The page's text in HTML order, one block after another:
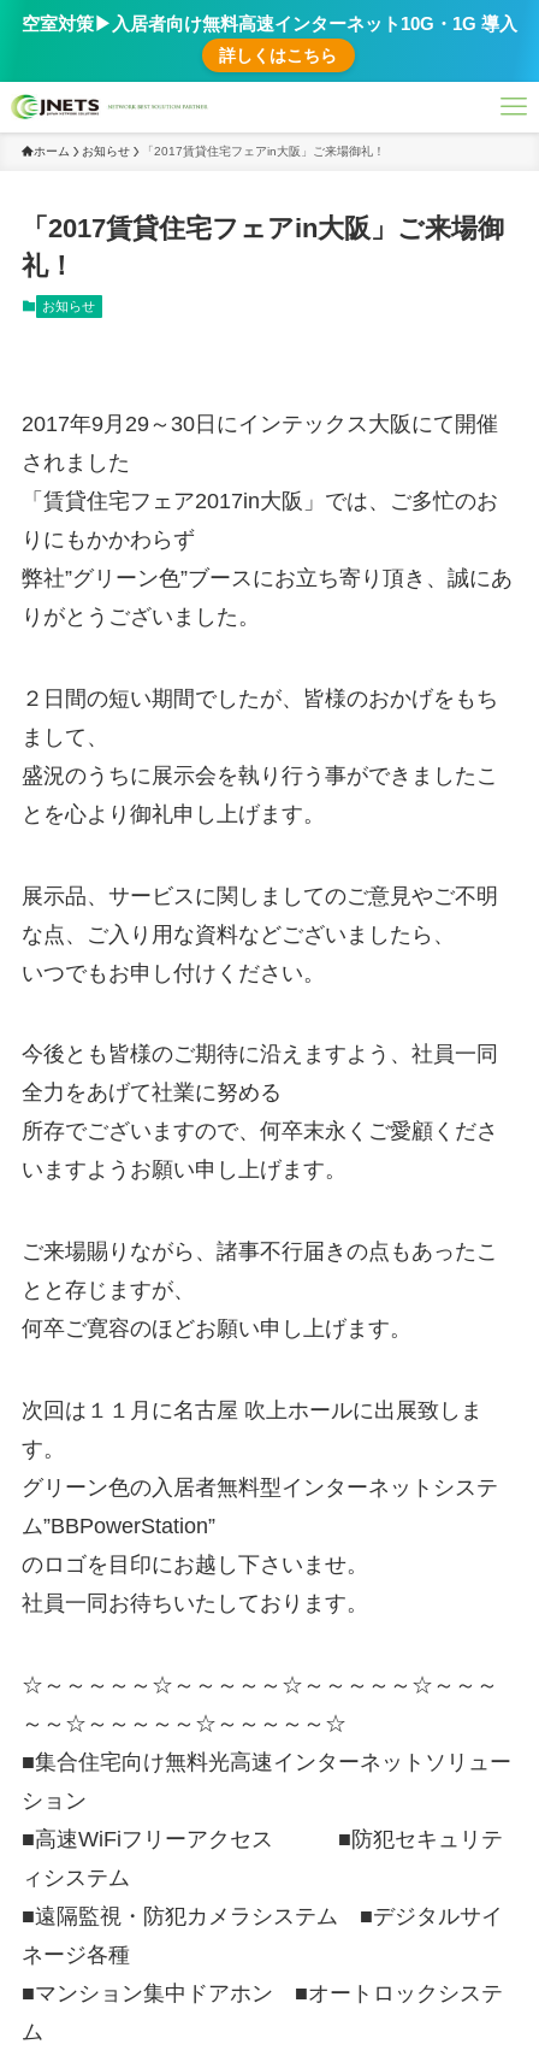
空室対策▶︎入居者向け無料高速インターネット10G・1G 導入
詳しくはこちら
ホーム お知らせ 「2017賃貸住宅フェアin大阪」ご来場御礼！
「2017賃貸住宅フェアin大阪」ご来場御
礼！
お知らせ
2017年9月29～30日にインテックス大阪にて開催
されました
「賃貸住宅フェア2017in大阪」では、ご多忙のお
りにもかかわらず
弊社”グリーン色”ブースにお立ち寄り頂き、誠にあ
りがとうございました。
２日間の短い期間でしたが、皆様のおかげをもち
まして、
盛況のうちに展示会を執り行う事ができましたこ
とを心より御礼申し上げます。
展示品、サービスに関しましてのご意見やご不明
な点、ご入り用な資料などございましたら、
いつでもお申し付けください。
今後とも皆様のご期待に沿えますよう、社員一同
全力をあげて社業に努める
所存でございますので、何卒末永くご愛顧くださ
いますようお願い申し上げます。
ご来場賜りながら、諸事不行届きの点もあったこ
とと存じますが、
何卒ご寛容のほどお願い申し上げます。
次回は１１月に名古屋 吹上ホールに出展致しま
す。
グリーン色の入居者無料型インターネットシステ
ム”BBPowerStation”
のロゴを目印にお越し下さいませ。
社員一同お待ちいたしております。
☆～～～～～☆～～～～～☆～～～～～☆～～～
～～☆～～～～～☆～～～～～☆
■集合住宅向け無料光高速インターネットソリュー
ション
■高速WiFiフリーアクセス ■防犯セキュリテ
ィシステム
■遠隔監視・防犯カメラシステム ■デジタルサイ
ネージ各種
■マンション集中ドアホン ■オートロックシステ
ム